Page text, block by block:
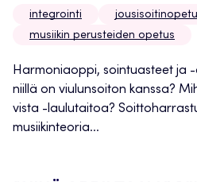
integrointi
musiikin perusteiden opetus
Harmoniaoppi, sointuasteet ja
niillä on viulunsoiton kanssa?
vista -laulutaitoa?
musiikinteoria...